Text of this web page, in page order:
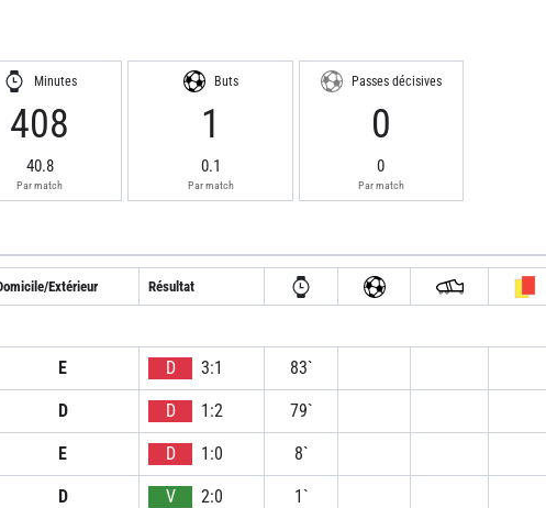
Minutes
408
40.8
Par match
Buts
1
0.1
Par match
Passes décisives
0
0
Par match
Extérieur Résultat
E D 3:1 83`
D D 1:2 79`
E D 1:0 8`
D V 2:0 1`